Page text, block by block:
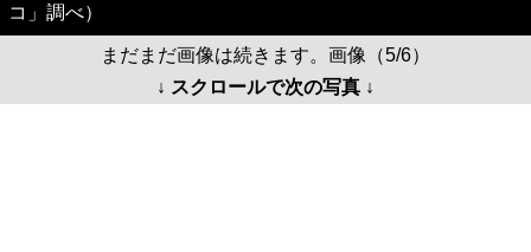
コ」調べ）
まだまだ画像は続きます。画像（5/6）
↓ スクロールで次の写真 ↓